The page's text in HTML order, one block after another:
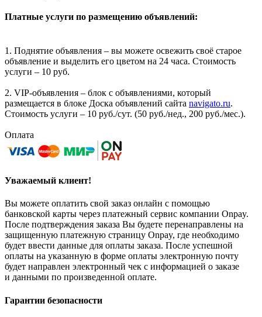
Платные услуги по размещению объявлений:
1. Поднятие объявления – вы можете освежить своё старое
объявление и выделить его цветом на 24 часа. Стоимость
услуги – 10 руб.
2. VIP-объявления – блок с объявлениями, который
размещается в блоке Доска объявлений сайта navigato.ru.
Стоимость услуги – 10 руб./сут. (50 руб./нед., 200 руб./мес.).
Оплата
Уважаемый клиент!
Вы можете оплатить свой заказ онлайн с помощью
банковской карты через платежный сервис компании Onpay.
После подтверждения заказа Вы будете перенаправлены на
защищенную платежную страницу Onpay, где необходимо
будет ввести данные для оплаты заказа. После успешной
оплаты на указанную в форме оплаты электронную почту
будет направлен электронный чек с информацией о заказе
и данными по произведенной оплате.
Гарантии безопасности